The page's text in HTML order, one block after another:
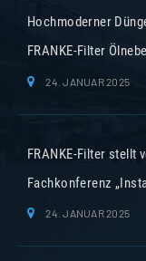
Hochmoderner
FRANKE-Filter
24. JANUAR 2025
FRANKE-Filter stellt
Fachkonferenz
24. JANUAR 2025